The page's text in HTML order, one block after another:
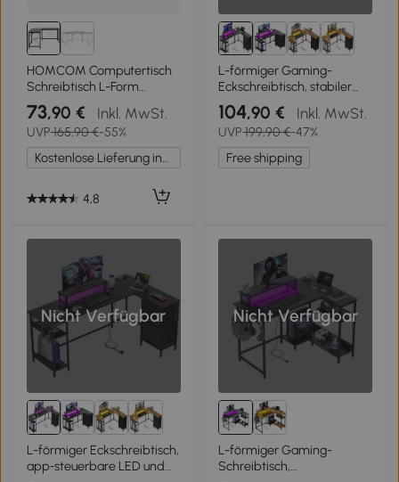
HOMCOM Computertisch
Schreibtisch L-Form
Eckschreibtisch
Winkelschreibtisch MDF
Schwarz 150 x 150 x 76 cm
73,90 € Inkl. MwSt.
UVP165,90 €-55%
Kostenlose Lieferung innerhalb Deutschlands
4,8
L-förmiger Gaming-
Eckschreibtisch, stabiler
Metallrahmen mit
Holzplatte, 142x118x74.7
cm, Schwarz
104,90 € Inkl. MwSt.
UVP199,90 €-47%
Free shipping
Nicht Verfügbar
L-förmiger Eckschreibtisch,
app‑steuerbare LED und
Nicht Verfügbar
L-förmiger Gaming-
Schreibtisch,